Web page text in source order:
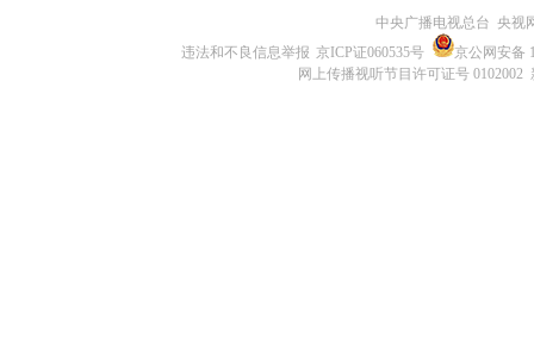
中央广播电视总台 央视
违法和不良信息举报 京ICP证060535号
京公网安备
网上传播视听节目许可证号 0102002